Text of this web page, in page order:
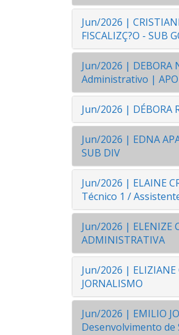
Jun/2026 |
FISCALIZÇ?O - SUB
Jun/2026 | DEBORA
Administrativo |
Jun/2026 | DÉBORA
Jun/2026 | EDNA
SUB DIV
Jun/2026 | ELAINE
Técnico 1 /
Jun/2026 | ELENIZE
ADMINISTRATIVA
Jun/2026 |
JORNALISMO
Jun/2026 | EMILIO
Desenvolvimento de